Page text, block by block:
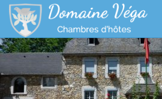
Accueil
Galerie